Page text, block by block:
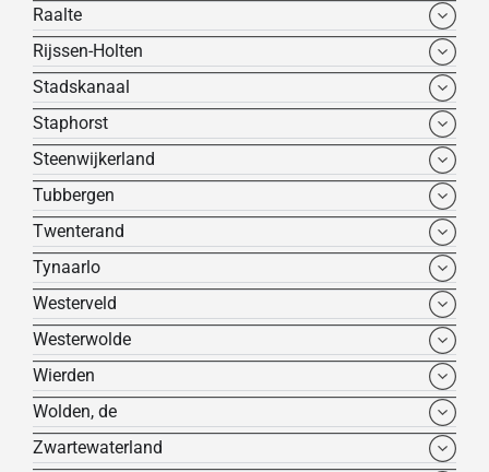
Raalte
Rijssen-Holten
Stadskanaal
Staphorst
Steenwijkerland
Tubbergen
Twenterand
Tynaarlo
Westerveld
Westerwolde
Wierden
Wolden, de
Zwartewaterland